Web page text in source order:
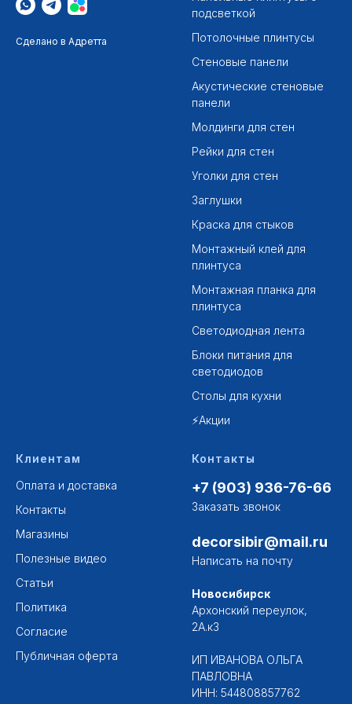
Сделано в Адретта
подсветкой
Потолочные плинтусы
Стеновые панели
Акустические стеновые
панели
Молдинги для стен
Рейки для стен
Уголки для стен
Заглушки
Краска для стыков
Монтажный клей для
плинтуса
Монтажная планка для
плинтуса
Светодиодная лента
Блоки питания для
светодиодов
Столы для кухни
⚡Акции
Клиентам
Оплата и доставка
Контакты
Магазины
Полезные видео
Статьи
Политика
Согласие
Публичная оферта
Контакты
+7 (903) 936-76-66
Заказать звонок
decorsibir@mail.ru
Написать на почту
Новосибирск
Архонский переулок,
2А.к3
ИП ИВАНОВА ОЛЬГА
ПАВЛОВНА
ИНН: 544808857762